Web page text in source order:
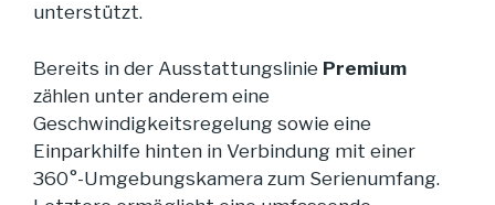
unterstützt.
Bereits in der Ausstattungslinie Premium
zählen unter anderem eine
Geschwindigkeitsregelung sowie eine
Einparkhilfe hinten in Verbindung mit einer
360°-Umgebungskamera zum Serienumfang.